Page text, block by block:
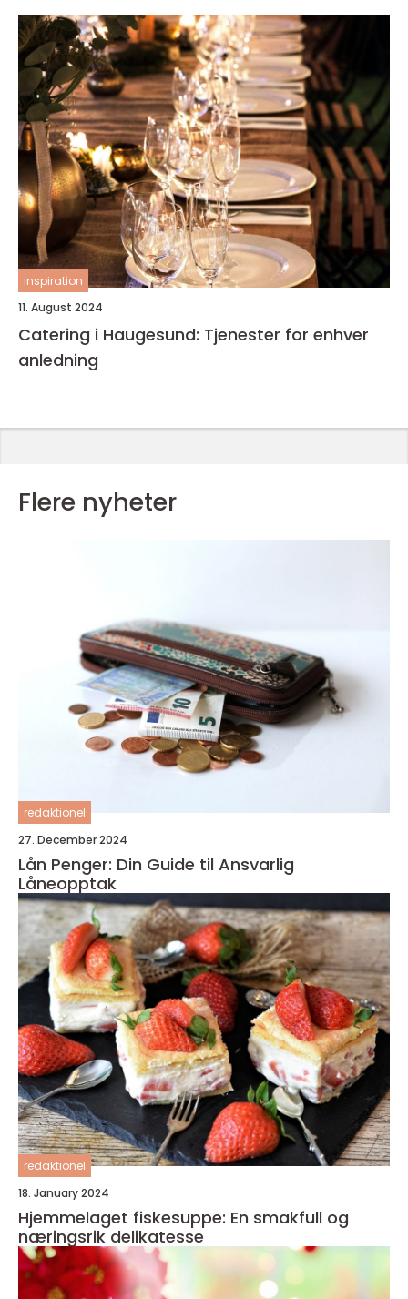
inspiration
11. August 2024
Catering i Haugesund: Tjenester for enhver
anledning
Flere nyheter
redaktionel
27. December 2024
Lån Penger: Din Guide til Ansvarlig
Låneopptak
redaktionel
18. January 2024
Hjemmelaget fiskesuppe: En smakfull og
næringsrik delikatesse